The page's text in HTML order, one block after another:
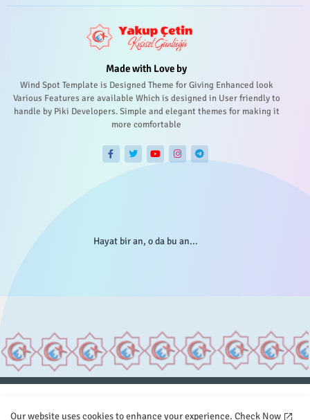
Made with Love by
Wind Spot Template is Designed Theme for Giving Enhanced look
Various Features are available Which is designed in User friendly to
handle by Piki Developers. Simple and elegant themes for making it
more comfortable
Hayat bir an, o da bu an...
Our website uses cookies to enhance your experience. Check Now